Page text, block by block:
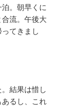
。朝早くに
流。午後大
てきまし
結果は惜し
るし、これ